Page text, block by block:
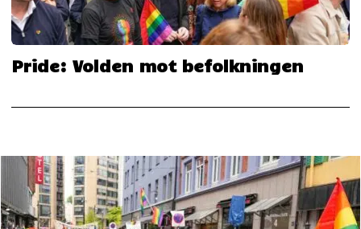
Pride: Volden mot befolkningen